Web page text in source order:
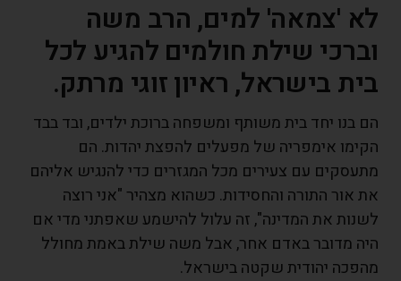
לא 'צמאה' למים, הרב משה
וברכי שילת חולמים להגיע לכל
בית בישראל, ראיון זוגי מרתק.
הם בנו יחד בית משותף ומשפחה ברוכת ילדים, ובד בבד
הקימו אימפריה של מפעלים להפצת יהדות. הם
מתעסקים עם צעירים מכל המגזרים כדי להנגיש אליהם
את אור התורה והחסידות. כשהוא מצהיר "אני רוצה
לשנות את המדינה", זה עלול להישמע שאפתני מדי אם
היה מדובר באדם אחר, אבל משה שילת באמת מחולל
מהפכה יהודית שקטה בישראל.